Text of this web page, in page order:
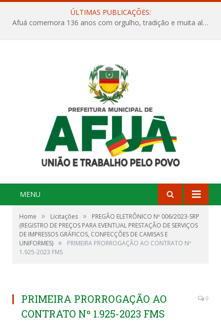
ÚLTIMAS PUBLICAÇÕES:
Afuá comemora 136 anos com orgulho, tradição e muita alegria na Quadra Dr. Nelson Salomão
MENU
Home » Licitações »
PREGÃO ELETRÔNICO Nº 006/2023-SRP
(REGISTRO DE PREÇOS PARA EVENTUAL PRESTAÇÃO DE SERVIÇOS
DE IMPRESSOS GRÁFICOS, CONFECÇÕES DE CAMISAS E
UNIFORMES) »
PRIMEIRA PRORROGAÇÃO AO CONTRATO Nº
1.925-2023 FMS
PRIMEIRA PRORROGAÇÃO AO
CONTRATO Nº 1.925-2023 FMS
0